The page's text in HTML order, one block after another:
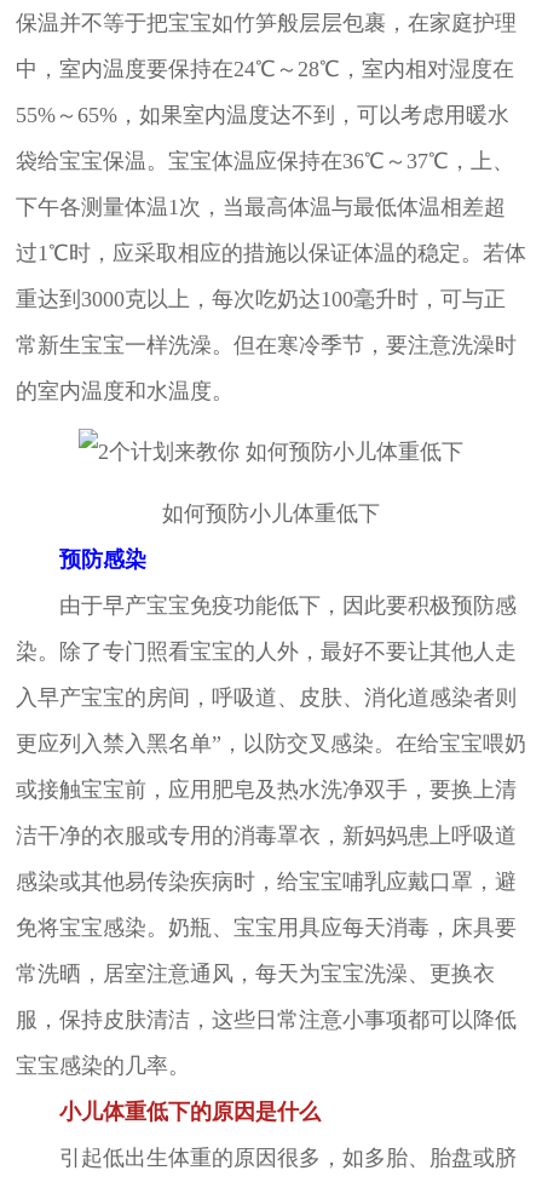
保温并不等于把宝宝如竹笋般层层包裹，在家庭护理
中，室内温度要保持在24℃～28℃，室内相对湿度在
55%～65%，如果室内温度达不到，可以考虑用暖水
袋给宝宝保温。宝宝体温应保持在36℃～37℃，上、
下午各测量体温1次，当最高体温与最低体温相差超
过1℃时，应采取相应的措施以保证体温的稳定。若体
重达到3000克以上，每次吃奶达100毫升时，可与正
常新生宝宝一样洗澡。但在寒冷季节，要注意洗澡时
的室内温度和水温度。
如何预防小儿体重低下
预防感染
由于早产宝宝免疫功能低下，因此要积极预防感
染。除了专门照看宝宝的人外，最好不要让其他人走
入早产宝宝的房间，呼吸道、皮肤、消化道感染者则
更应列入禁入黑名单”，以防交叉感染。在给宝宝喂奶
或接触宝宝前，应用肥皂及热水洗净双手，要换上清
洁干净的衣服或专用的消毒罩衣，新妈妈患上呼吸道
感染或其他易传染疾病时，给宝宝哺乳应戴口罩，避
免将宝宝感染。奶瓶、宝宝用具应每天消毒，床具要
常洗晒，居室注意通风，每天为宝宝洗澡、更换衣
服，保持皮肤清洁，这些日常注意小事项都可以降低
宝宝感染的几率。
小儿体重低下的原因是什么
引起低出生体重的原因很多，如多胎、胎盘或脐